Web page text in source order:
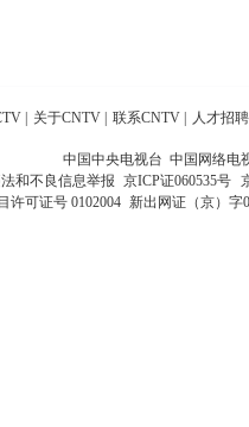
关于CNTV 联系CNTV 人才招聘
中国中央电视台 中国网络电
和不良信息举报 京ICP证060535号
许可证号 0102004 新出网证（京）